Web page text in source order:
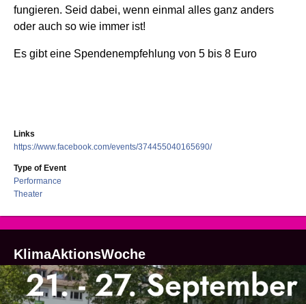
fungieren. Seid dabei, wenn einmal alles ganz anders
oder auch so wie immer ist!
Es gibt eine Spendenempfehlung von 5 bis 8 Euro
Links
https://www.facebook.com/events/374455040165690/
Type of Event
Performance
Theater
KlimaAktionsWoche